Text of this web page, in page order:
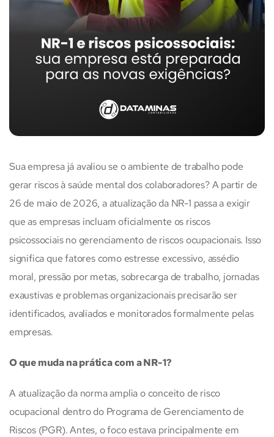
Sua empresa já avaliou se o ambiente de trabalho pode
gerar riscos à saúde mental dos colaboradores? A partir de
26 de maio de 2026, a atualização da NR-1 passa a exigir
que as empresas incluam oficialmente os riscos
psicossociais no gerenciamento de riscos ocupacionais. Isso
significa que fatores como estresse excessivo, assédio
moral, pressão por metas, sobrecarga de trabalho, jornadas
exaustivas e problemas organizacionais precisarão ser
identificados, avaliados e monitorados formalmente pelas
empresas.
O que muda na prática com a NR-1?
A atualização da norma amplia o conceito de risco
ocupacional dentro do Programa de Gerenciamento de
Riscos (PGR). Antes, o foco estava principalmente em